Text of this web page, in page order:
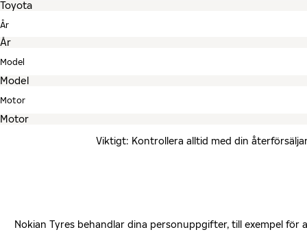
År
Model
Motor
Viktigt: Kontrollera alltid med din
Nokian Tyres behandlar dina personuppgifter, till exempel